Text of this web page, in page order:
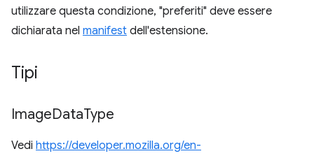
utilizzare questa condizione, "preferiti" deve essere
dichiarata nel manifest dell'estensione.
Tipi
ImageDataType
Vedi https://developer.mozilla.org/en-